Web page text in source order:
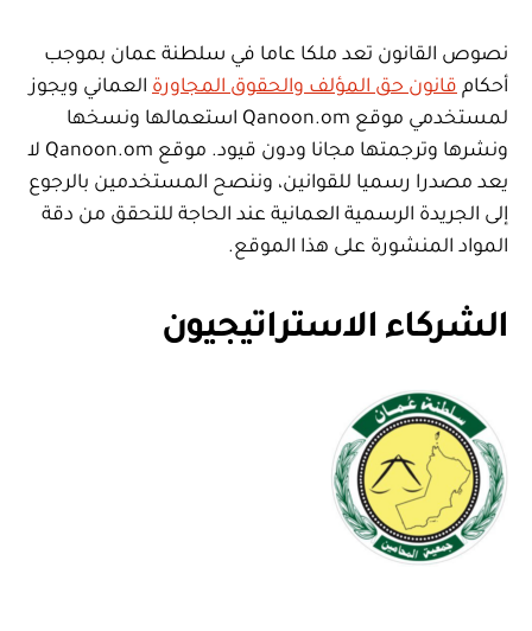
نصوص القانون تعد ملكا عاما في سلطنة عمان بموجب
أحكام قانون حق المؤلف والحقوق المجاورة العماني ويجوز
لمستخدمي موقع Qanoon.om استعمالها ونسخها
ونشرها وترجمتها مجانا ودون قيود. موقع Qanoon.om لا
يعد مصدرا رسميا للقوانين، وننصح المستخدمين بالرجوع
إلى الجريدة الرسمية العمانية عند الحاجة للتحقق من دقة
المواد المنشورة على هذا الموقع.
الشركاء الاستراتيجيون